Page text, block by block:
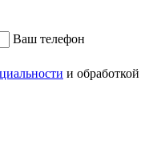
Ваш телефон
и обработкой